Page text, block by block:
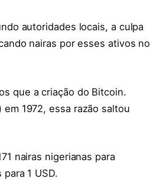
autoridades locais, a culpa
nairas por esses ativos no
que a criação do Bitcoin.
1972, essa razão saltou
nairas nigerianas para
1 USD.